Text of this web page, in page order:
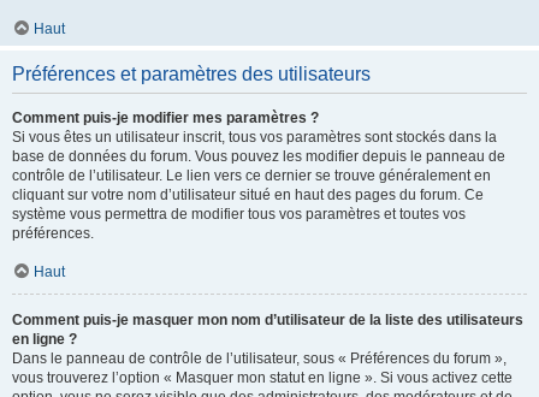
Haut
Préférences et paramètres des utilisateurs
Comment puis-je modifier mes paramètres ?
Si vous êtes un utilisateur inscrit, tous vos paramètres sont stockés dans la
base de données du forum. Vous pouvez les modifier depuis le panneau de
contrôle de l’utilisateur. Le lien vers ce dernier se trouve généralement en
cliquant sur votre nom d’utilisateur situé en haut des pages du forum. Ce
système vous permettra de modifier tous vos paramètres et toutes vos
préférences.
Haut
Comment puis-je masquer mon nom d’utilisateur de la liste des utilisateurs
en ligne ?
Dans le panneau de contrôle de l’utilisateur, sous « Préférences du forum »,
vous trouverez l’option « Masquer mon statut en ligne ». Si vous activez cette